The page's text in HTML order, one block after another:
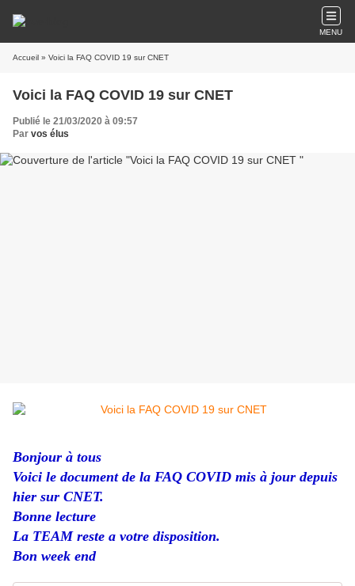
MENU
Accueil » Voici la FAQ COVID 19 sur CNET
Voici la FAQ COVID 19 sur CNET
Publié le 21/03/2020 à 09:57
Par vos élus
Bonjour à tous
Voici le document de la FAQ COVID mis à jour depuis
hier sur CNET.
Bonne lecture
La TEAM reste a votre disposition.
Bon week end